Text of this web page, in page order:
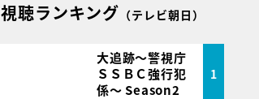
視聴ランキング （テレビ朝日）
大追跡～警視庁
ＳＳＢＣ強行犯
係～ Season2
1